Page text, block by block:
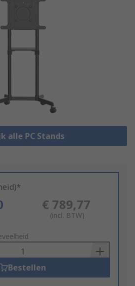
alle PC Stands
€ 789,77
(incl. BTW)
Bestellen